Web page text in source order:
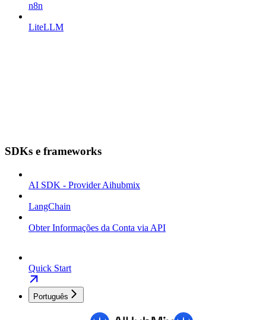
n8n
LiteLLM
SDKs e frameworks
AI SDK - Provider Aihubmix
LangChain
Obter Informações da Conta via API
Quick Start
Português